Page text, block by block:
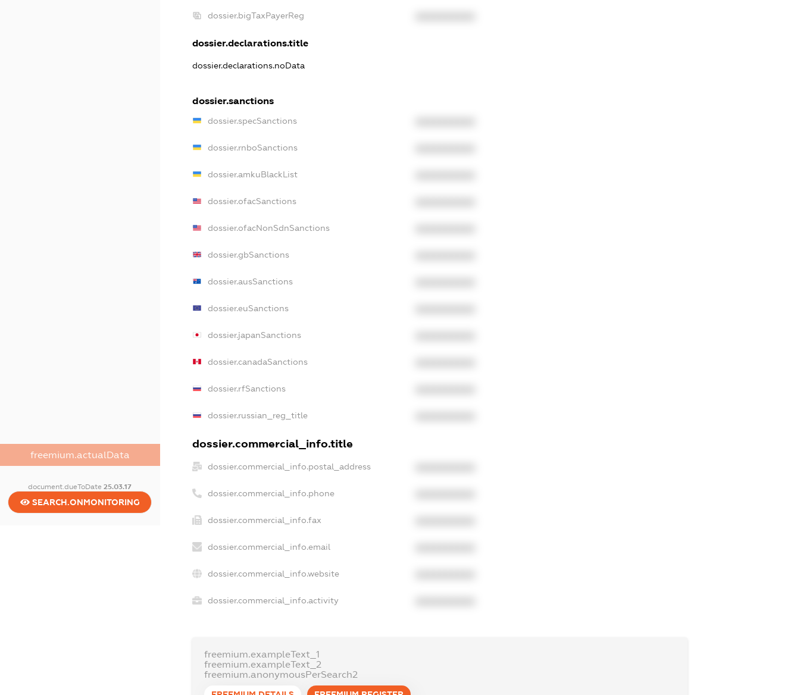
freemium.actualData
document.dueToDate25.03.17
SEARCH.ONMONITORING
dossier.bigTaxPayerReg
dossier.declarations.title
dossier.declarations.noData
dossier.sanctions
dossier.specSanctions
dossier.rnboSanctions
dossier.amkuBlackList
dossier.ofacSanctions
dossier.ofacNonSdnSanctions
dossier.gbSanctions
dossier.ausSanctions
dossier.euSanctions
dossier.japanSanctions
dossier.canadaSanctions
dossier.rfSanctions
dossier.russian_reg_title
dossier.commercial_info.title
dossier.commercial_info.postal_address
dossier.commercial_info.phone
dossier.commercial_info.fax
dossier.commercial_info.email
dossier.commercial_info.website
dossier.commercial_info.activity
freemium.exampleText_1
freemium.exampleText_2
freemium.anonymousPerSearch2